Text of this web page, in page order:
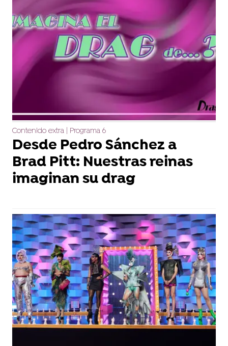
Contenido extra | Programa 6
Desde Pedro Sánchez a
Brad Pitt: Nuestras reinas
imaginan su drag